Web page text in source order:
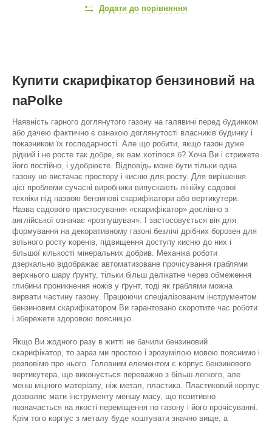
Додати до порівняння
Купити скарифікатор бензиновий на
naPolke
Наявність гарного доглянутого газону на галявині перед будинком
або дачею фактично є ознакою доглянутості власників будинку і
показником їх господарності. Але що робити, якщо газон дуже
рідкий і не росте так добре, як вам хотілося б? Хоча Ви і стрижете
його постійно, і удобрюєте. Відповідь може бути тільки одна
газону не вистачає простору і кисню для росту. Для вирішення
цієї проблеми сучасні виробники випускають лінійку садової
техніки під назвою бензинові скарифікатори або вертикутери.
Назва садового пристосування «скарифікатор» дослівно з
англійської означає «розпушувач». І застосовується він для
формування на декоративному газоні безлічі дрібних борозен для
вільного росту коренів, підвищення доступу кисню до них і
більшої кількості мінеральних добрив. Механіка роботи
дзеркально відображає автоматизоване прочісування граблями
верхнього шару ґрунту, тільки більш делікатне через обмеження
глибини проникнення ножів у ґрунт, тоді як граблями можна
вирвати частину газону. Працюючи спеціалізованим інструментом
бензиновим скарифікатором Ви гарантовано скоротите час роботи
і збережете здоровою поясницю.
Якщо Ви жодного разу в житті не бачили бензиновий
скарифікатор, то зараз ми простою і зрозумілою мовою пояснимо і
розповімо про нього. Головним елементом є корпус бензинового
вертикутера, що виконується переважно з більш легкого, але
менш міцного матеріалу, ніж метал, пластика. Пластиковий корпус
дозволяє мати інструменту меншу масу, що позитивно
позначається на якості переміщення по газону і його прочісуванні.
Крім того корпус з металу буде коштувати значно вище, а